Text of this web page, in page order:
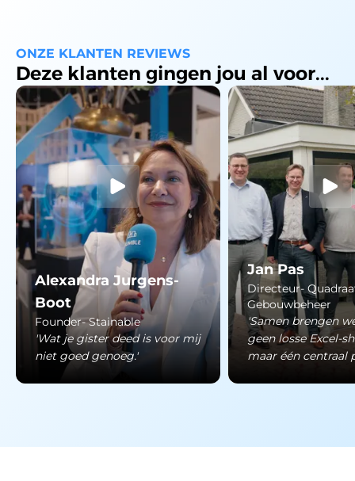
ONZE KLANTEN REVIEWS
Deze klanten gingen jou al voor...
Alexandra Jurgens-
Boot
Founder- Stainable
'Wat je gister deed is voor mij
niet goed genoeg.'
Jan Pas
Directeur-
Gebouwbeheer
'Samen brengen
geen losse Excel-
maar één centraal